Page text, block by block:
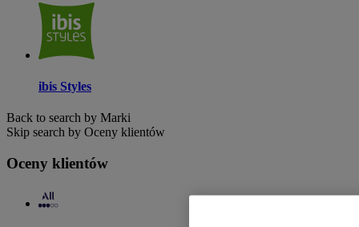
ibis Styles
Back to search by Marki
Skip search by Oceny klientów
Oceny klientów